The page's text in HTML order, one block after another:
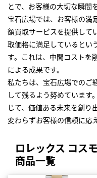
とで、お客様の大切な瞬間
宝石広場では、お客様の満
額買取サービスを提供して
取価格に満足しているとい
す。これは、中間コストを
による成果です。
私たちは、宝石広場でのご
して残るよう努めています
じて、価値ある未来を創り
変わらずお客様の信頼に応
ロレックス コス
商品一覧